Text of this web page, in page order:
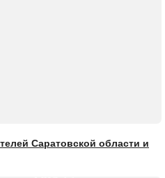
Саратовской области и